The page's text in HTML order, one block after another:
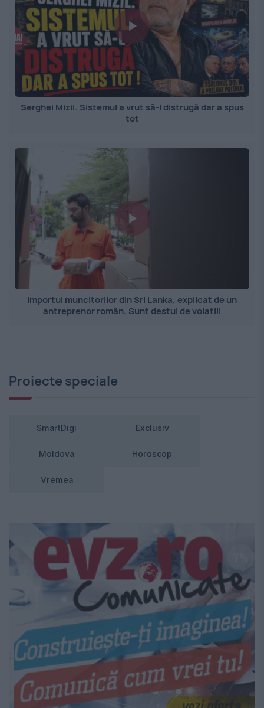
Serghei Mizil. Sistemul a vrut să-l distrugă dar a spus
tot
Importul muncitorilor din Sri Lanka, explicat de un
antreprenor român. Sunt destul de volatili
Proiecte speciale
SmartDigi Exclusiv
Moldova Horoscop
Vremea